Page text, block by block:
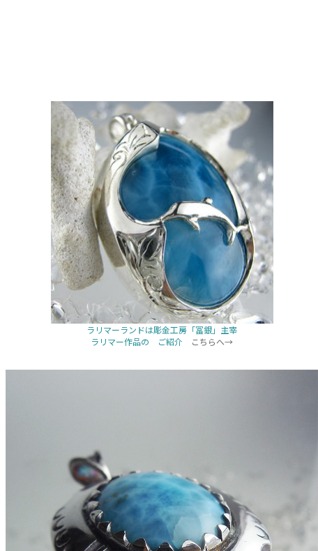
ラリマーランドは彫金工房「冨銀」主宰
ラリマー作品の ご紹介
こちらへ→